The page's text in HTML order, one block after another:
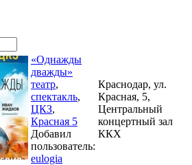
«Однажды
дважды»
театр,
спектакль,
ЦКЗ,
Красная 5
Добавил
пользователь:
eulogia
Краснодар, ул.
Красная, 5,
Центральный
концертный зал
ККХ